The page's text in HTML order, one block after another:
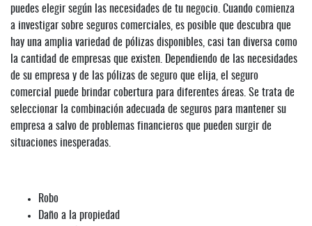
puedes elegir según las necesidades de tu negocio. Cuando comienza
a investigar sobre seguros comerciales, es posible que descubra que
hay una amplia variedad de pólizas disponibles, casi tan diversa como
la cantidad de empresas que existen. Dependiendo de las necesidades
de su empresa y de las pólizas de seguro que elija, el seguro
comercial puede brindar cobertura para diferentes áreas. Se trata de
seleccionar la combinación adecuada de seguros para mantener su
empresa a salvo de problemas financieros que pueden surgir de
situaciones inesperadas.
Robo
Daño a la propiedad